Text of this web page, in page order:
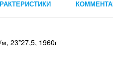
23*27,5, 1960г